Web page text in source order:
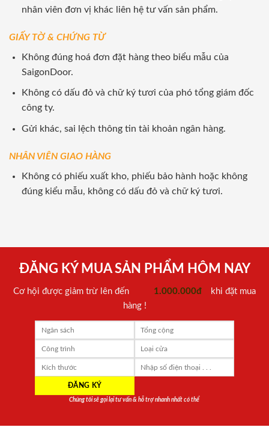
nhân viên đơn vị khác liên hệ tư vấn sản phẩm.
GIẤY TỜ & CHỨNG TỪ
Không đúng hoá đơn đặt hàng theo biểu mẫu của
SaigonDoor.
Không có dấu đỏ và chữ ký tươi của phó tổng giám đốc
công ty.
Gửi khác, sai lệch thông tin tài khoản ngân hàng.
NHÂN VIÊN GIAO HÀNG
Không có phiếu xuất kho, phiếu bảo hành hoặc không
đúng kiểu mẫu, không có dấu đỏ và chữ ký tươi.
ĐĂNG KÝ MUA SẢN PHẨM HÔM NAY
Cơ hội được giảm trừ lên đến 1.000.000đ
khi đặt mua
hàng !
Chúng tôi sẽ gọi lại tư vấn & hỗ trợ nhanh nhất có thể